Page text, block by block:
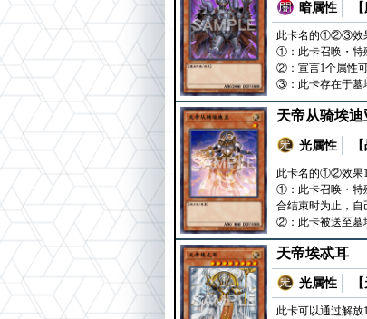
暗属性
此卡名的①②③效
①：此卡召唤・特
②：宣言1个属性
③：此卡存在于墓
天帝从骑埃迪
光属性
此卡名的①②效果1
①：此卡召唤・特
合结束时为止，自
②：此卡被送至墓
天帝埃忒耳
光属性
此卡可以通过解放